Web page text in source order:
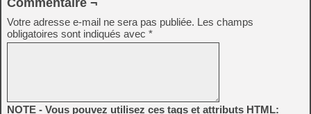
Commentaire ¬
Votre adresse e-mail ne sera pas publiée. Les champs
obligatoires sont indiqués avec *
NOTE - Vous pouvez utilisez ces tags et attributs HTML: